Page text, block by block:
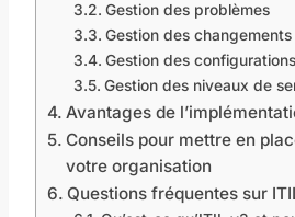
Gestion des problèmes
Gestion des changements
Gestion des configurations
Gestion des niveaux de
Avantages de
Conseils pour mettre en
votre organisation
Questions fréquentes sur